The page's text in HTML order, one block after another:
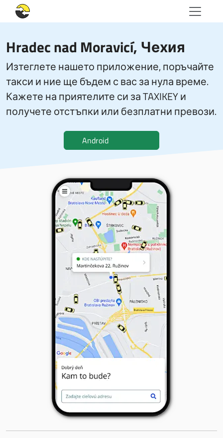
Hradec nad Moravicí, Чехия
Изтеглете нашето приложение, поръчайте
такси и ние ще бъдем с вас за нула време.
Кажете на приятелите си за TAXIKEY и
получете отстъпки или безплатни превози.
Android